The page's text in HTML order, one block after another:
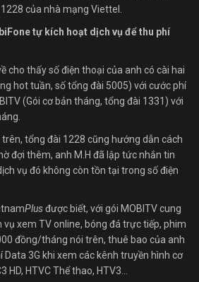
của nhà mạng Viettel.
tự kích hoạt dịch vụ để thu phí
cho thấy số điện thoại của anh có cài hai
hot tuần, số tổng đài 5005) với cước phí
(Gói cơ bản tháng, tổng đài 1331) với
tổng đài 1228 cũng hướng dẫn cách
đợi thêm, anh M.H đã lập tức nhắn tin
vụ đó không còn tồn tại trong số điện
Plusđược biết, với gói MOBITV cung
vụ xem TV online, bóng đá trực tiếp, phim
đồng/tháng nói trên, thuê bao của anh
Data 3G khi xem các kênh truyền hình cơ
HD, HTVC Thể thao, HTV3…